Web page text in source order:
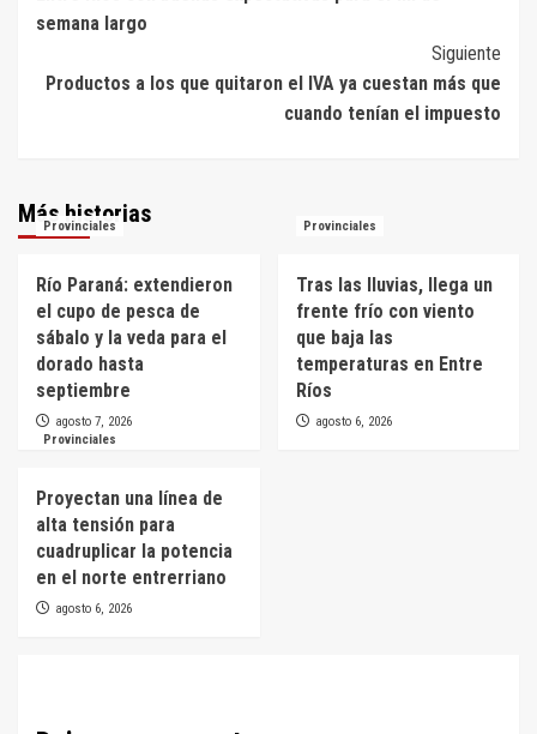
entradas
semana largo
Siguiente
Productos a los que quitaron el IVA ya cuestan más que
cuando tenían el impuesto
Más historias
Provinciales
Río Paraná: extendieron
el cupo de pesca de
sábalo y la veda para el
dorado hasta
septiembre
agosto 7, 2026
Provinciales
Tras las lluvias, llega un
frente frío con viento
que baja las
temperaturas en Entre
Ríos
agosto 6, 2026
Provinciales
Proyectan una línea de
alta tensión para
cuadruplicar la potencia
en el norte entrerriano
agosto 6, 2026